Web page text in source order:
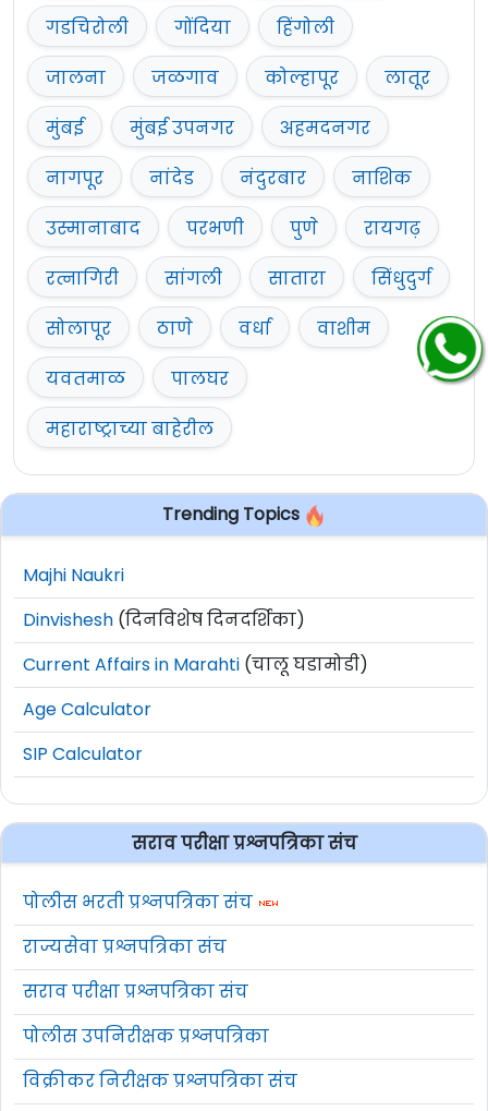
गडचिरोली
गोंदिया
हिंगोली
जालना
जळगाव कोल्हापूर
लातूर
मुंबई
मुंबई उपनगर
अहमदनगर
नागपूर
नांदेड नंदुरबार
नाशिक
उस्मानाबाद
परभणी पुणे
रायगढ़
रत्नागिरी
सांगली सातारा
सिंधुदुर्ग
सोलापूर
ठाणे वर्धा
वाशीम
यवतमाळ
पालघर
महाराष्ट्राच्या बाहेरील
Trending Topics
Majhi Naukri
Dinvishesh (दिनविशेष दिनदर्शिका)
Current Affairs in Marahti (चालू घडामोडी)
Age Calculator
SIP Calculator
सराव परीक्षा प्रश्नपत्रिका संच
पोलीस भरती प्रश्नपत्रिका संच
राज्यसेवा प्रश्नपत्रिका संच
सराव परीक्षा प्रश्नपत्रिका संच
पोलीस उपनिरीक्षक प्रश्नपत्रिका
विक्रीकर निरीक्षक प्रश्नपत्रिका संच